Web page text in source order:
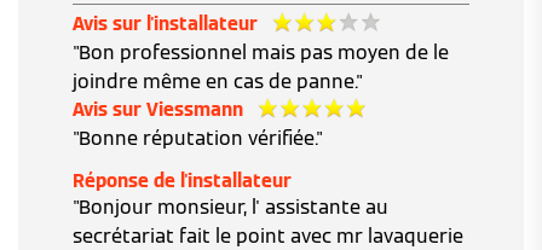
Avis sur l'installateur
"Bon professionnel mais pas moyen de le
joindre même en cas de panne."
Avis sur Viessmann
"Bonne réputation vérifiée."
Réponse de l'installateur
"Bonjour monsieur, l' assistante au
secrétariat fait le point avec mr lavaquerie